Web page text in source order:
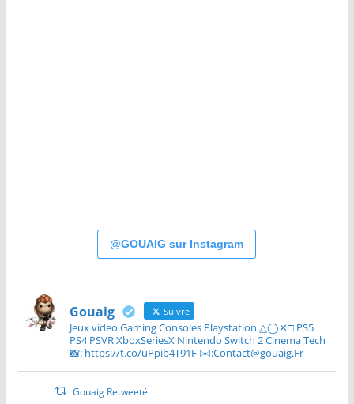
@GOUAIG sur Instagram
Gouaig Suivre
Jeux video Gaming Consoles Playstation △◯✕□ PS5
PS4 PSVR XboxSeriesX Nintendo Switch 2 Cinema Tech
📸: https://t.co/uPpib4T91F ✉️:Contact@gouaig.Fr
Gouaig Retweeté